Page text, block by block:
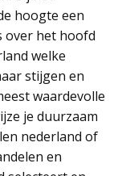
hoogte een
over het hoofd
welke
stijgen en
waardevolle
je duurzaam
nederland of
en